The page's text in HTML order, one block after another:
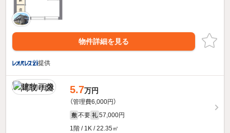
物件詳細を見る
提供
5.7万円
（管理費6,000円）
敷 不要 礼 57,000円
1階 / 1K / 22.35㎡